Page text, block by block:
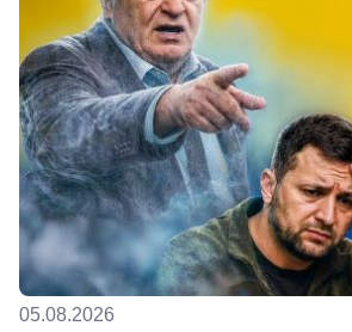
05.08.2026